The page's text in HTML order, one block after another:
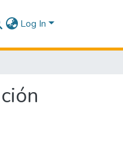
Log In